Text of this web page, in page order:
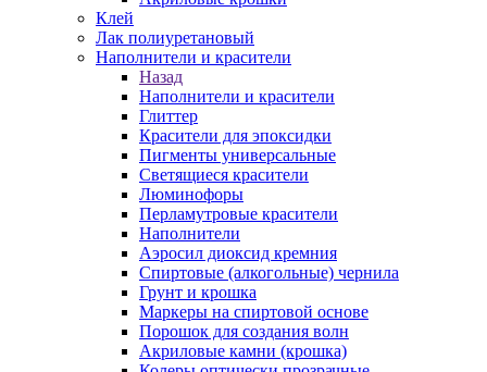
Клей
Лак полиуретановый
Наполнители и красители
Назад
Наполнители и красители
Глиттер
Красители для эпоксидки
Пигменты универсальные
Светящиеся красители
Люминофоры
Перламутровые красители
Наполнители
Аэросил диоксид кремния
Спиртовые (алкогольные) чернила
Грунт и крошка
Маркеры на спиртовой основе
Порошок для создания волн
Акриловые камни (крошка)